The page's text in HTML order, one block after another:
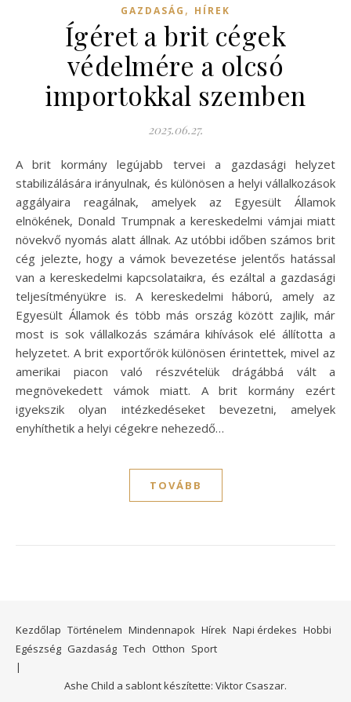
GAZDASÁG , HÍREK
Ígéret a brit cégek
védelmére a olcsó
importokkal szemben
2025.06.27.
A brit kormány legújabb tervei a gazdasági helyzet
stabilizálására irányulnak, és különösen a helyi vállalkozások
aggályaira reagálnak, amelyek az Egyesült Államok
elnökének, Donald Trumpnak a kereskedelmi vámjai miatt
növekvő nyomás alatt állnak. Az utóbbi időben számos brit
cég jelezte, hogy a vámok bevezetése jelentős hatással
van a kereskedelmi kapcsolataikra, és ezáltal a gazdasági
teljesítményükre is. A kereskedelmi háború, amely az
Egyesült Államok és több más ország között zajlik, már
most is sok vállalkozás számára kihívások elé állította a
helyzetet. A brit exportőrök különösen érintettek, mivel az
amerikai piacon való részvételük drágábbá vált a
megnövekedett vámok miatt. A brit kormány ezért
igyekszik olyan intézkedéseket bevezetni, amelyek
enyhíthetik a helyi cégekre nehezedő…
TOVÁBB
Kezdőlap Történelem Mindennapok Hírek Napi érdekes Hobbi
Egészség Gazdaság Tech Otthon Sport
Ashe Child a sablont készítette: Viktor Csaszar.